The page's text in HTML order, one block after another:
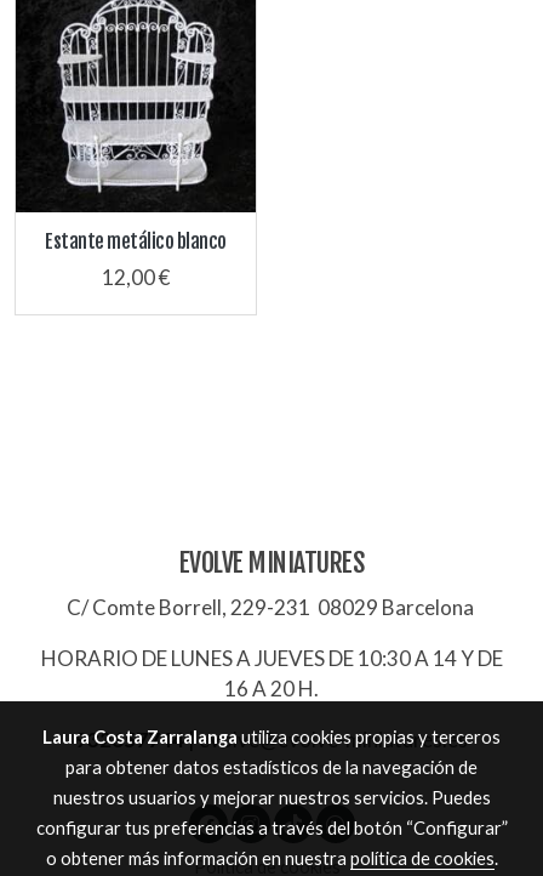
Estante metálico blanco
12,00 €
EVOLVE MINIATURES
C/ Comte Borrell, 229-231 08029 Barcelona
HORARIO DE LUNES A JUEVES DE 10:30 A 14 Y DE
16 A 20 H.
932657744|evolve@evolve-miniatures.es
Política de cookies
Laura Costa Zarralanga utiliza cookies propias y terceros
para obtener datos estadísticos de la navegación de
nuestros usuarios y mejorar nuestros servicios. Puedes
configurar tus preferencias a través del botón “Configurar”
o obtener más información en nuestra política de cookies.